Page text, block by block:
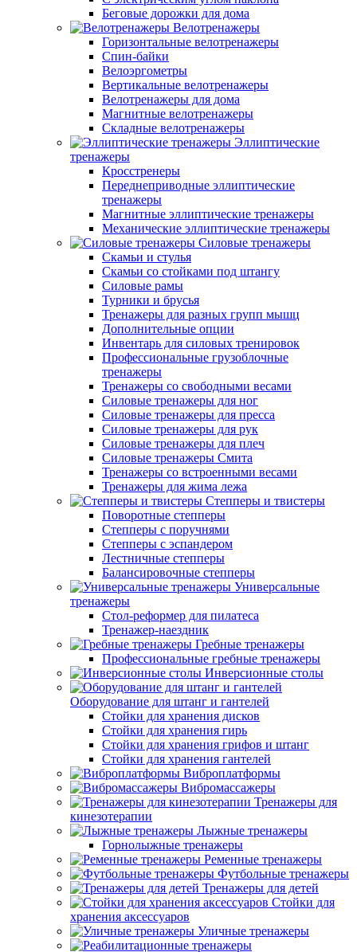
Беговые дорожки для дома
Велотренажеры
Горизонтальные велотренажеры
Спин-байки
Велоэргометры
Вертикальные велотренажеры
Велотренажеры для дома
Магнитные велотренажеры
Складные велотренажеры
Эллиптические
тренажеры
Кросстренеры
Переднеприводные эллиптические
тренажеры
Магнитные эллиптические тренажеры
Механические эллиптические тренажеры
Силовые тренажеры
Скамьи и стулья
Скамьи со стойками под штангу
Силовые рамы
Турники и брусья
Тренажеры для разных групп мышц
Дополнительные опции
Инвентарь для силовых тренировок
Профессиональные грузоблочные
тренажеры
Тренажеры со свободными весами
Силовые тренажеры для ног
Силовые тренажеры для пресса
Силовые тренажеры для рук
Силовые тренажеры для плеч
Силовые тренажеры Смита
Тренажеры со встроенными весами
Тренажеры для жима лежа
Степперы и твистеры
Поворотные степперы
Степперы с поручнями
Степперы с эспандером
Лестничные степперы
Балансировочные степперы
Универсальные
тренажеры
Стол-реформер для пилатеса
Тренажер-наездник
Гребные тренажеры
Профессиональные гребные тренажеры
Инверсионные столы
Оборудование для штанг и гантелей
Стойки для хранения дисков
Стойки для хранения гирь
Стойки для хранения грифов и штанг
Стойки для хранения гантелей
Виброплатформы
Вибромассажеры
Тренажеры для
кинезотерапии
Лыжные тренажеры
Горнолыжные тренажеры
Ременные тренажеры
Футбольные тренажеры
Тренажеры для детей
Стойки для
хранения аксессуаров
Уличные тренажеры